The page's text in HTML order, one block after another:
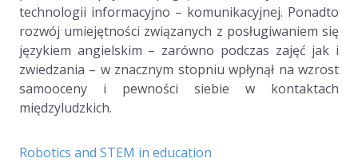
technologii informacyjno – komunikacyjnej. Ponadto
rozwój umiejętności związanych z posługiwaniem się
językiem angielskim – zarówno podczas zajęć jak i
zwiedzania – w znacznym stopniu wpłynął na wzrost
samooceny i pewności siebie w kontaktach
międzyludzkich.
Robotics and STEM in education